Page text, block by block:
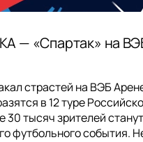
— «Спартак» на
страстей на ВЭБ
в 12 туре
30 тысяч зрителей
футбольного события.